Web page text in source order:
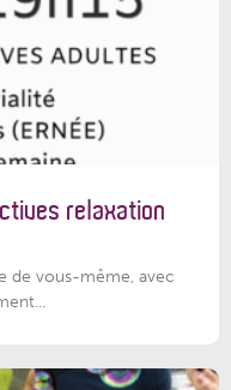
relaxation
de vous-même, avec